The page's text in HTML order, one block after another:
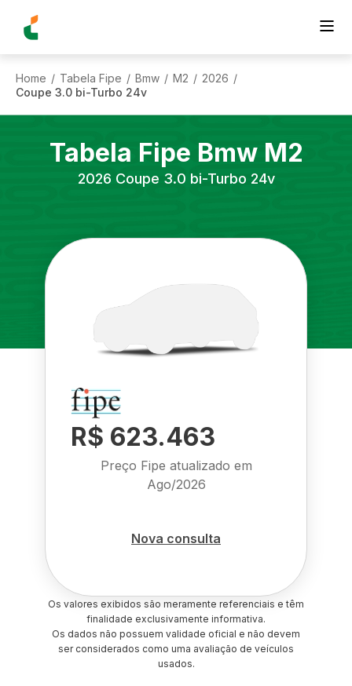
Home / Tabela Fipe / Bmw / M2 / 2026 /
Coupe 3.0 bi-Turbo 24v
Tabela Fipe Bmw M2
2026 Coupe 3.0 bi-Turbo 24v
R$ 623.463
Preço Fipe atualizado em
Ago/2026
Nova consulta
Os valores exibidos são meramente referenciais e têm
finalidade exclusivamente informativa.
Os dados não possuem validade oficial e não devem
ser considerados como uma avaliação de veículos
usados.